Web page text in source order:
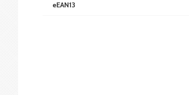
eEAN13